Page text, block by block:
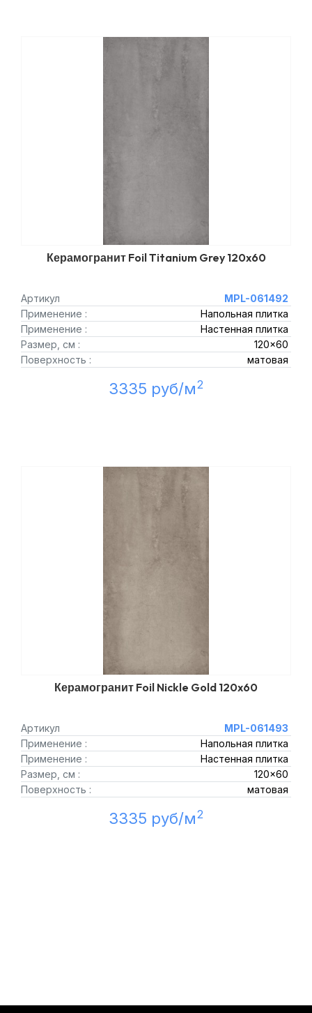
Керамогранит Foil Titanium Grey 120x60
Артикул
MPL-061492
Применение :
Напольная плитка
Применение :
Настенная плитка
Размер, см :
120x60
Поверхность :
матовая
3335 руб/м2
Керамогранит Foil Nickle Gold 120x60
Артикул
MPL-061493
Применение :
Напольная плитка
Применение :
Настенная плитка
Размер, см :
120x60
Поверхность :
матовая
3335 руб/м2